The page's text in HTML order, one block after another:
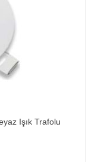
Işık Trafolu